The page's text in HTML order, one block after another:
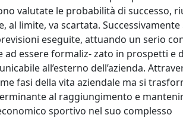
valutate le probabilità di successo,
limite, va scartata.
eseguite, attuando un serio
essere formaliz- zato in prospetti e
all’esterno dell’azienda.
fasi della vita aziendale ma si
al raggiungimento e
sportivo nel suo complesso